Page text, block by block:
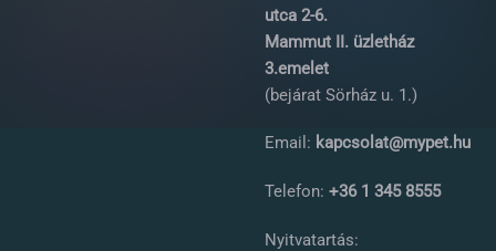
utca 2-6.
Mammut II. üzletház
3.emelet
(bejárat Sörház u. 1.)
Email: kapcsolat@mypet.hu
Telefon: +36 1 345 8555
Nyitvatartás: